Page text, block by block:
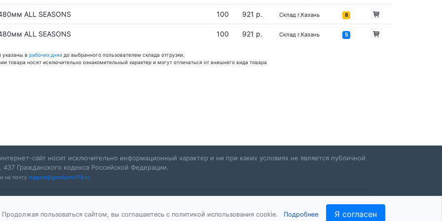
ALL SEASONS 100 921 р. Склад г.Казань 8
ALL SEASONS 100 921 р. Склад г.Казань 5
указаны врабочих днях до выбранного пользователем склада отгрузки.
товара носят исключительно ознакомительный характер и могут отличаться от внешнего вида товара
сайт носит исключительно информационный характер и ни при каких условиях не является публичной
Гражданского кодекса Российской Федерации.
на почту support@goodzone116.ru
пользоваться сайтом, вы соглашаетесь с политикой использования cookie. Подробнее Я согласен